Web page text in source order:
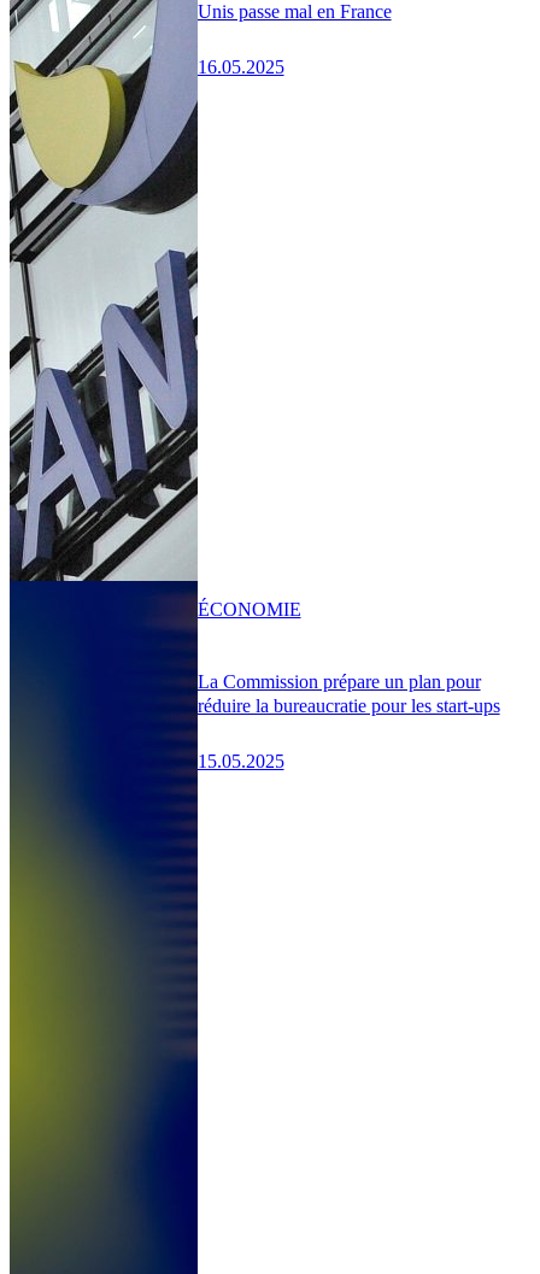
Unis passe mal en France
16.05.2025
La Commission prépare un plan pour
réduire la bureaucratie pour les start-ups
15.05.2025
ÉCONOMIE